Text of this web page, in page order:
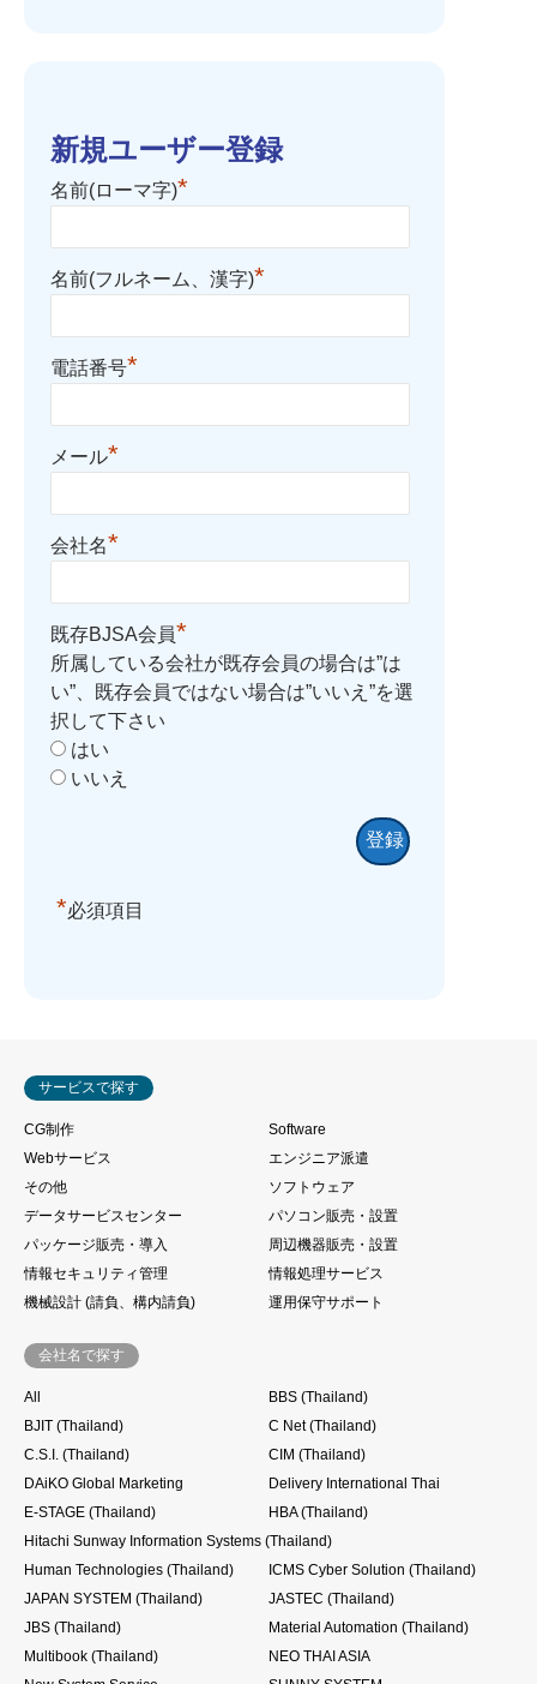
新規ユーザー登録
名前(ローマ字)*
名前(フルネーム、漢字)*
電話番号*
メール*
会社名*
既存BJSA会員*
所属している会社が既存会員の場合は”は
い”、既存会員ではない場合は”いいえ”を選
択して下さい
はい
いいえ
*必須項目
サービスで探す
CG制作
Software
Webサービス
エンジニア派遣
その他
ソフトウェア
データサービスセンター
パソコン販売・設置
パッケージ販売・導入
周辺機器販売・設置
情報セキュリティ管理
情報処理サービス
機械設計 (請負、構内請負)
運用保守サポート
会社名で探す
All
BBS (Thailand)
BJIT (Thailand)
C Net (Thailand)
C.S.I. (Thailand)
CIM (Thailand)
DAiKO Global Marketing
Delivery International Thai
E-STAGE (Thailand)
HBA (Thailand)
Hitachi Sunway Information Systems (Thailand)
Human Technologies (Thailand)
ICMS Cyber Solution (Thailand)
JAPAN SYSTEM (Thailand)
JASTEC (Thailand)
JBS (Thailand)
Material Automation (Thailand)
Multibook (Thailand)
NEO THAI ASIA